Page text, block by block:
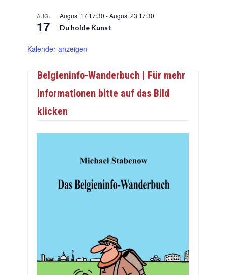
AUG.
17
August 17 17:30 -August 23 17:30
Du holde Kunst
Kalender anzeigen
Belgieninfo-Wanderbuch | Für mehr
Informationen bitte auf das Bild
klicken